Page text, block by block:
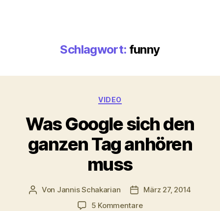
Schlagwort: funny
Kategorien
VIDEO
Was Google sich den
ganzen Tag anhören
muss
Beitragsautor
Von Jannis Schakarian Veröffentlichungsdatum
März 27, 2014
5 Kommentarezu